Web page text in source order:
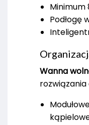
Minimum
Podłogę
Wanna
rozwiązania